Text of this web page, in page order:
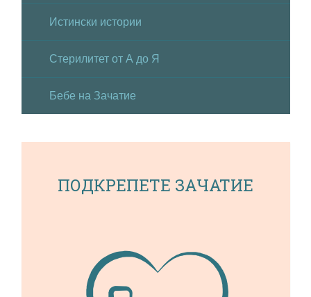
Истински истории
Стерилитет от А до Я
Бебе на Зачатие
ПОДКРЕПЕТЕ ЗАЧАТИЕ